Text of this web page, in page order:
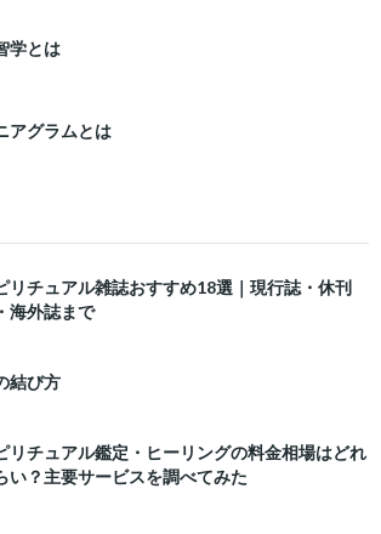
学とは
アグラムとは
リチュアル雑誌おすすめ18選｜現行誌・休刊
海外誌まで
結び方
リチュアル鑑定・ヒーリングの料金相場はどれ
い？主要サービスを調べてみた